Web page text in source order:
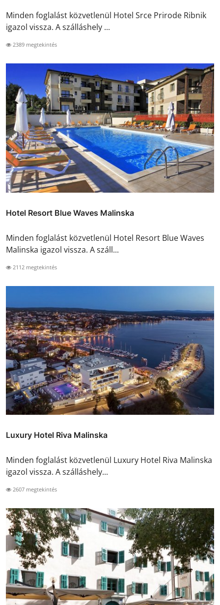
Minden foglalást közvetlenül Hotel Srce Prirode Ribnik
igazol vissza. A szálláshely ...
2389 megtekintés
Hotel Resort Blue Waves Malinska
Minden foglalást közvetlenül Hotel Resort Blue Waves
Malinska igazol vissza. A száll...
2112 megtekintés
Luxury Hotel Riva Malinska
Minden foglalást közvetlenül Luxury Hotel Riva Malinska
igazol vissza. A szálláshely...
2607 megtekintés